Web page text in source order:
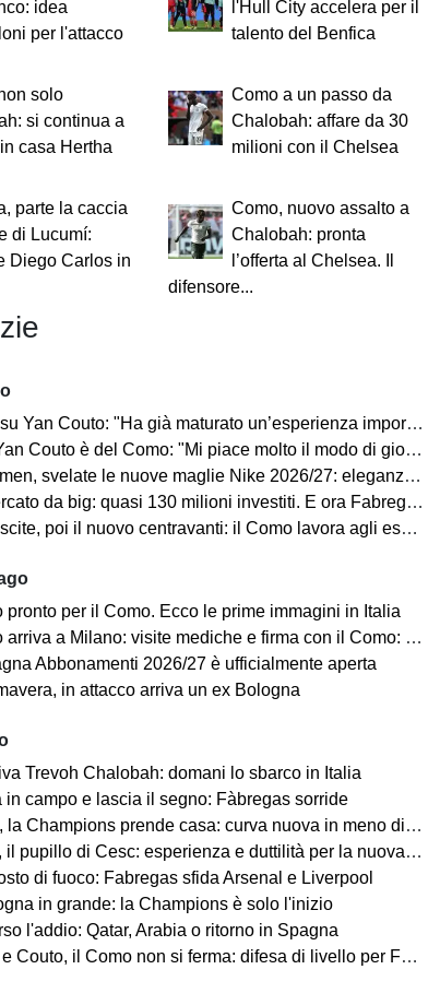
idea
per l'attacco
l'Hull City accelera per il
talento del Benfica
solo
si continua a
casa Hertha
Como a un passo da
Chalobah: affare da 30
milioni con il Chelsea
parte la caccia
di Lucumí:
Diego Carlos in
Como, nuovo assalto a
Chalobah: pronta
l’offerta al Chelsea. Il
difensore...
Couto: "Ha già maturato un’esperienza importante, può crescere ancora"
è del Como: "Mi piace molto il modo di giocare della squadra"
le nuove maglie Nike 2026/27: eleganza e performance al centro del progetto
da big: quasi 130 milioni investiti. E ora Fabregas sogna il colpo in attacco
poi il nuovo centravanti: il Como lavora agli esuberi
pronto per il Como. Ecco le prime immagini in Italia
a Milano: visite mediche e firma con il Como: “Sono molto felice ed emozionato”
Abbonamenti 2026/27 è ufficialmente aperta
in attacco arriva un ex Bologna
Trevoh Chalobah: domani lo sbarco in Italia
in campo e lascia il segno: Fàbregas sorride
Champions prende casa: curva nuova in meno di 80 giorni
pupillo di Cesc: esperienza e duttilità per la nuova difesa
di fuoco: Fabregas sfida Arsenal e Liverpool
in grande: la Champions è solo l'inizio
l'addio: Qatar, Arabia o ritorno in Spagna
il Como non si ferma: difesa di livello per Fabregas